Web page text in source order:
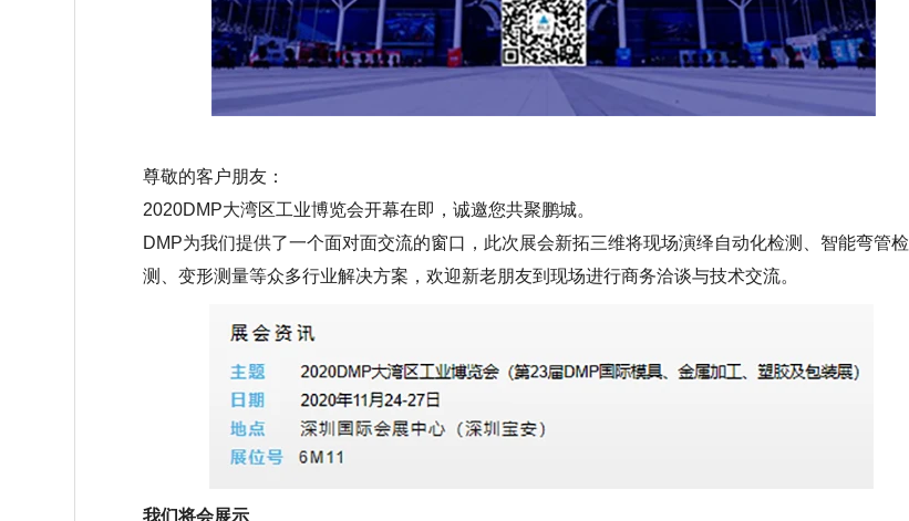
尊敬的客户朋友：
2020DMP大湾区工业博览会开幕在即，诚邀您共聚鹏城。
DMP为我们提供了一个面对面交流的窗口，此次展会新拓三维将现场演绎自动化检测、智能弯管检
测、变形测量等众多行业解决方案，欢迎新老朋友到现场进行商务洽谈与技术交流。
我们将会展示